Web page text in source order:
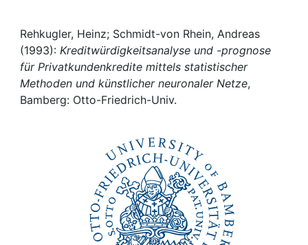
My FIS
Help
Rehkugler, Heinz; Schmidt-von Rhein, Andreas
(1993): Kreditwürdigkeitsanalyse und -prognose
für Privatkundenkredite mittels statistischer
Methoden und künstlicher neuronaler Netze,
Bamberg: Otto-Friedrich-Univ.